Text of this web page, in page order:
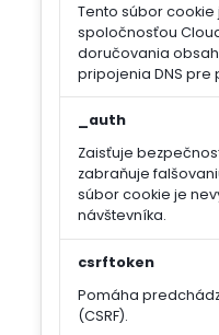
Tento súbor
spoločnosťou
doručovania
pripojenia DNS
_auth
Zaisťuje
zabraňuje
súbor cookie je
návštevníka.
csrftoken
Pomáha
(CSRF).